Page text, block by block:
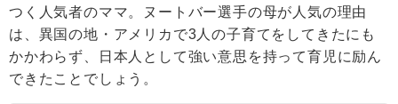
つく人気者のママ。ヌートバー選手の母が人気の理由
は、異国の地・アメリカで3人の子育てをしてきたにも
かかわらず、日本人として強い意思を持って育児に励ん
できたことでしょう。